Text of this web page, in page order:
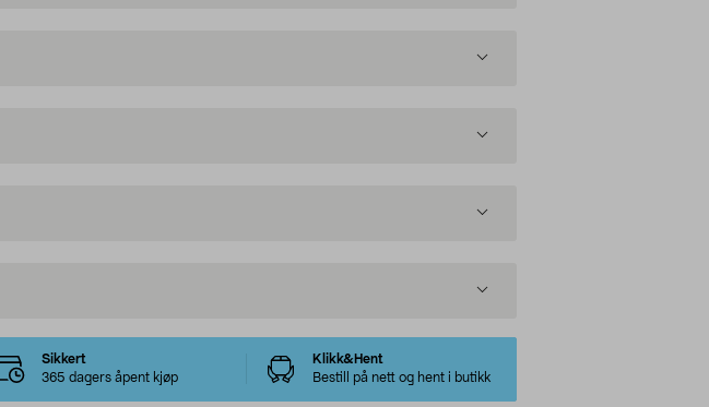
Sikkert
365 dagers åpent kjøp
Klikk&Hent
Bestill på nett og hent i butikk